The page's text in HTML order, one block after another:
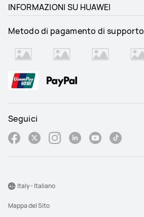
INFORMAZIONI SU HUAWEI
Metodo di pagamento di supporto
Seguici
Mappa del Sito
Italy - Italiano